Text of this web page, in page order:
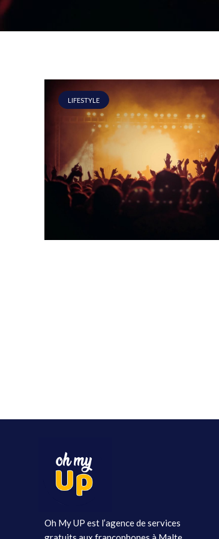
LIFESTYLE
Oh My UP est l’agence de services